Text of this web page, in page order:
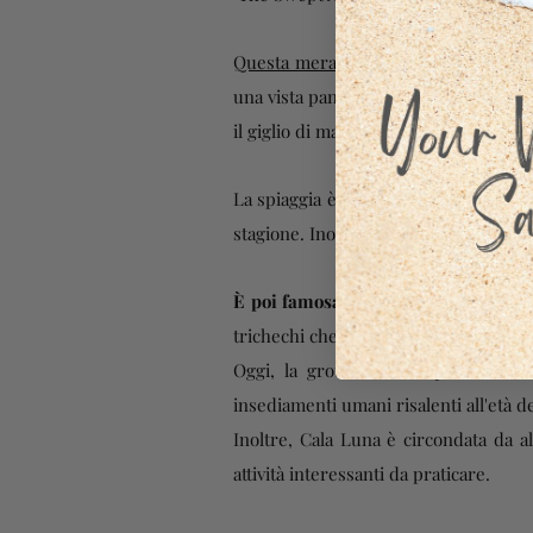
Questa meravigliosa spiaggia è
una vista panoramica sul Golfo di
il giglio di mare e l'aquila reale.
La spiaggia è molto popolare tra i
stagione. Inoltre, ci sono diverse
È poi famosa per la Grotta del Bue
trichechi che un tempo vi vivevano.
Oggi, la grotta è un importante
insediamenti umani risalenti all'età
Inoltre, Cala Luna è circondata da
attività interessanti da praticare.